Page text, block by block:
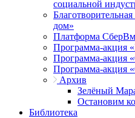
социальной
дом»
Платформа
Программа-акция
Программа-акция
Программа-акция
Архив
Зелёный
Остановим
Библиотека